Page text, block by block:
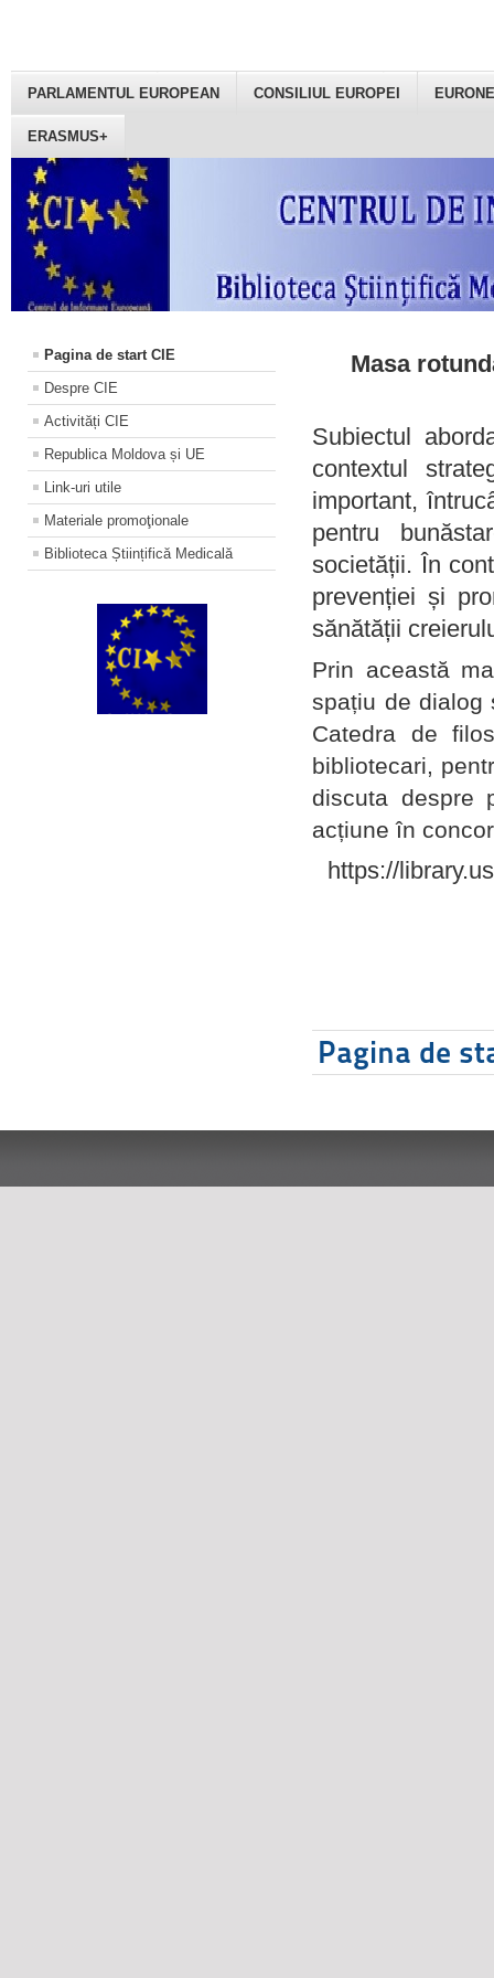
PARLAMENTUL EUROPEAN CONSILIUL EUROPEI
ERASMUS+
Pagina de start CIE
Despre CIE
Activități CIE
Republica Moldova și UE
Link-uri utile
Materiale promoţionale
Biblioteca Științifică Medicală
Masa
Subiectul
contextul
important,
pentru
societății. În
prevenției și
sănătății
Prin această
spațiu de dialog
Catedra de
bibliotecari,
discuta despre
acțiune în
https://
Pagina de